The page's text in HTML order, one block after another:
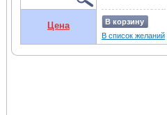
Цена
В корзину
В список желаний